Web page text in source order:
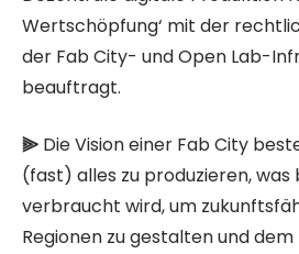
Wertschöpfung‘ mit der
der Fab City- und Open Lab-
beauftragt.
⫸ Die Vision einer Fab City
(fast) alles zu produzieren,
verbraucht wird, um
Regionen zu gestalten und